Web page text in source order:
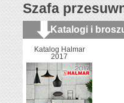
Szafa
Katalogi i
Katalog Halmar
2017